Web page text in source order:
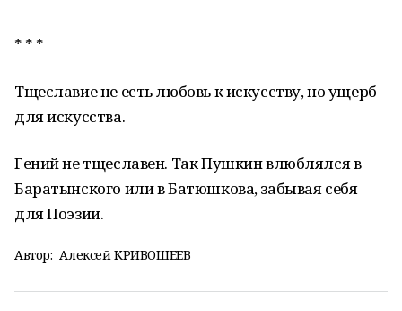
* * *
Тщеславие не есть любовь к искусству, но ущерб
для искусства.
Гений не тщеславен. Так Пушкин влюблялся в
Баратынского или в Батюшкова, забывая себя
для Поэзии.
Автор: Алексей КРИВОШЕЕВ